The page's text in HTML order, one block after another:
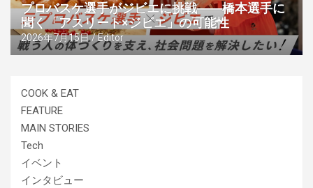
プロバスケ選手がジビエに挑戦――橋本選手に
聞く「アスリート×ジビエ」の可能性
2026年7月15日 Editor
COOK & EAT
FEATURE
MAIN STORIES
Tech
イベント
インタビュー